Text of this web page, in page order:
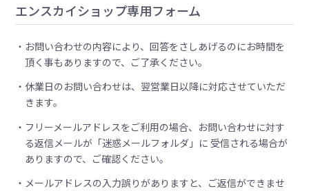
エンスカイショップ専用フォーム
お問い合わせの内容により、回答をさしあげるのにお時間を
頂く事もありますので、ご了承ください。
休業日のお問い合わせは、翌営業日以降に対応させていただ
きます。
フリーメールアドレスをご利用の場合、お問い合わせに対す
る返信メールが「迷惑メールフォルダ」に 受信される場合が
ありますので、ご確認ください。
メールアドレスの入力誤りがありますと、ご返信ができませ